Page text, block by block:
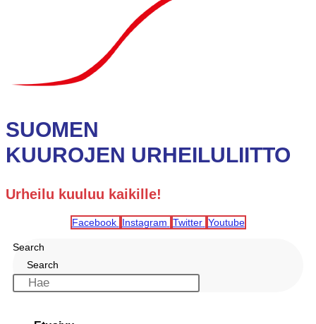
SUOMEN
KUUROJEN URHEILULIITTO
Urheilu kuuluu kaikille!
Facebook Instagram Twitter Youtube
Search
Search